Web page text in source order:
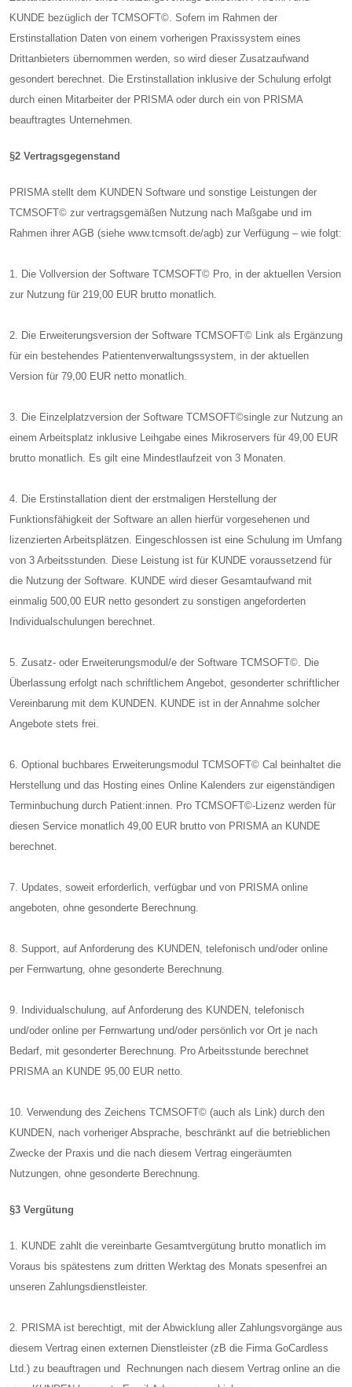
KUNDE bezüglich der TCMSOFT©. Sofern im Rahmen der
Erstinstallation Daten von einem vorherigen Praxissystem eines
Drittanbieters übernommen werden, so wird dieser Zusatzaufwand
gesondert berechnet. Die Erstinstallation inklusive der Schulung erfolgt
durch einen Mitarbeiter der PRISMA oder durch ein von PRISMA
beauftragtes Unternehmen.
§2 Vertragsgegenstand
PRISMA stellt dem KUNDEN Software und sonstige Leistungen der
TCMSOFT© zur vertragsgemäßen Nutzung nach Maßgabe und im
Rahmen ihrer AGB (siehe www.tcmsoft.de/agb) zur Verfügung – wie folgt:
1. Die Vollversion der Software TCMSOFT© Pro, in der aktuellen Version
zur Nutzung für 219,00 EUR brutto monatlich.
2. Die Erweiterungsversion der Software TCMSOFT© Link als Ergänzung
für ein bestehendes Patientenverwaltungssystem, in der aktuellen
Version für 79,00 EUR netto monatlich.
3. Die Einzelplatzversion der Software TCMSOFT©single zur Nutzung an
einem Arbeitsplatz inklusive Leihgabe eines Mikroservers für 49,00 EUR
brutto monatlich. Es gilt eine Mindestlaufzeit von 3 Monaten.
4. Die Erstinstallation dient der erstmaligen Herstellung der
Funktionsfähigkeit der Software an allen hierfür vorgesehenen und
lizenzierten Arbeitsplätzen. Eingeschlossen ist eine Schulung im Umfang
von 3 Arbeitsstunden. Diese Leistung ist für KUNDE voraussetzend für
die Nutzung der Software. KUNDE wird dieser Gesamtaufwand mit
einmalig 500,00 EUR netto gesondert zu sonstigen angeforderten
Individualschulungen berechnet.
5. Zusatz- oder Erweiterungsmodul/e der Software TCMSOFT©. Die
Überlassung erfolgt nach schriftlichem Angebot, gesonderter schriftlicher
Vereinbarung mit dem KUNDEN. KUNDE ist in der Annahme solcher
Angebote stets frei.
6. Optional buchbares Erweiterungsmodul TCMSOFT© Cal beinhaltet die
Herstellung und das Hosting eines Online Kalenders zur eigenständigen
Terminbuchung durch Patient:innen. Pro TCMSOFT©-Lizenz werden für
diesen Service monatlich 49,00 EUR brutto von PRISMA an KUNDE
berechnet.
7. Updates, soweit erforderlich, verfügbar und von PRISMA online
angeboten, ohne gesonderte Berechnung.
8. Support, auf Anforderung des KUNDEN, telefonisch und/oder online
per Fernwartung, ohne gesonderte Berechnung.
9. Individualschulung, auf Anforderung des KUNDEN, telefonisch
und/oder online per Fernwartung und/oder persönlich vor Ort je nach
Bedarf, mit gesonderter Berechnung. Pro Arbeitsstunde berechnet
PRISMA an KUNDE 95,00 EUR netto.
10. Verwendung des Zeichens TCMSOFT© (auch als Link) durch den
KUNDEN, nach vorheriger Absprache, beschränkt auf die betrieblichen
Zwecke der Praxis und die nach diesem Vertrag eingeräumten
Nutzungen, ohne gesonderte Berechnung.
§3 Vergütung
1. KUNDE zahlt die vereinbarte Gesamtvergütung brutto monatlich im
Voraus bis spätestens zum dritten Werktag des Monats spesenfrei an
unseren Zahlungsdienstleister.
2. PRISMA ist berechtigt, mit der Abwicklung aller Zahlungsvorgänge aus
diesem Vertrag einen externen Dienstleister (zB die Firma GoCardless
Ltd.) zu beauftragen und Rechnungen nach diesem Vertrag online an die